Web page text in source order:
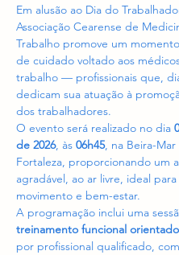
Em alusão ao Dia do
Associação Cearense de
Trabalho promove um
de cuidado voltado aos
trabalho — profissionais que,
dedicam sua atuação à
dos trabalhadores.
O evento será realizado no dia
de 2026, às 06h45, na Beira-Mar
Fortaleza, proporcionando um
agradável, ao ar livre, ideal
movimento e bem-estar.
A programação inclui uma
treinamento funcional orientado
por profissional qualificado,